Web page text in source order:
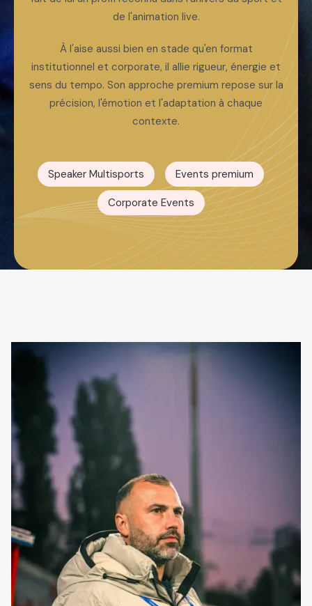
de l'animation live.
À l'aise aussi bien en stade qu'en format
institutionnel et corporate, il allie rigueur, énergie et
sens du tempo. Son approche premium repose sur la
précision, l'émotion et l'adaptation à chaque
contexte.
Speaker Multisports Events premium
Corporate Events